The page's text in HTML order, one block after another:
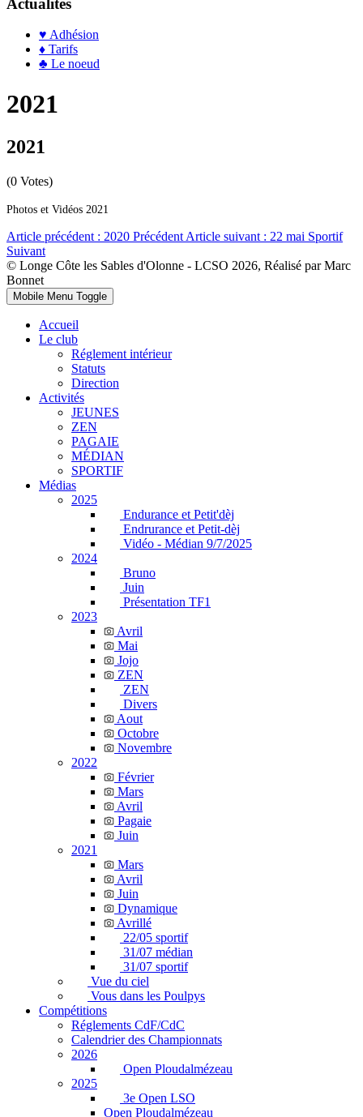
Actualités
♥ Adhésion
♦ Tarifs
♣ Le noeud
2021
2021
(0 Votes)
Photos et Vidéos 2021
Article précédent : 2020 Précédent Article suivant : 22 mai Sportif
Suivant
© Longe Côte les Sables d'Olonne - LCSO 2026, Réalisé par Marc
Bonnet
Mobile Menu Toggle
Accueil
Le club
Réglement intérieur
Statuts
Direction
Activités
JEUNES
ZEN
PAGAIE
MÉDIAN
SPORTIF
Médias
2025
Endurance et Petit'dèj
Endrurance et Petit-dèj
Vidéo - Médian 9/7/2025
2024
Bruno
Juin
Présentation TF1
2023
Avril
Mai
Jojo
ZEN
ZEN
Divers
Aout
Octobre
Novembre
2022
Février
Mars
Avril
Pagaie
Juin
2021
Mars
Avril
Juin
Dynamique
Avrillé
22/05 sportif
31/07 médian
31/07 sportif
Vue du ciel
Vous dans les Poulpys
Compétitions
Réglements CdF/CdC
Calendrier des Championnats
2026
Open Ploudalmézeau
2025
3e Open LSO
Open Ploudalmézeau